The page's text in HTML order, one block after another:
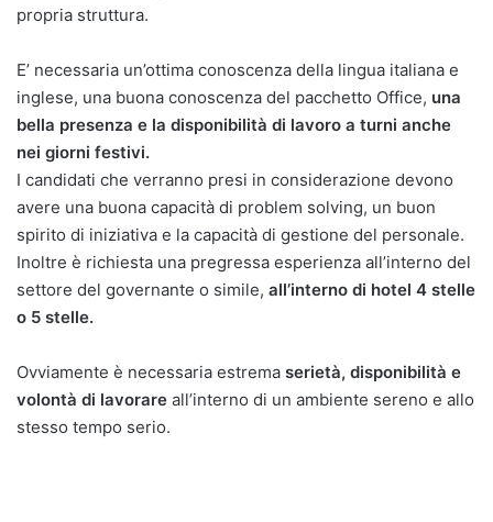
propria struttura.
E’ necessaria un’ottima conoscenza della lingua italiana e
inglese, una buona conoscenza del pacchetto Office, una
bella presenza e la disponibilità di lavoro a turni anche
nei giorni festivi.
I candidati che verranno presi in considerazione devono
avere una buona capacità di problem solving, un buon
spirito di iniziativa e la capacità di gestione del personale.
Inoltre è richiesta una pregressa esperienza all’interno del
settore del governante o simile, all’interno di hotel 4 stelle
o 5 stelle.
Ovviamente è necessaria estrema serietà, disponibilità e
volontà di lavorare all’interno di un ambiente sereno e allo
stesso tempo serio.